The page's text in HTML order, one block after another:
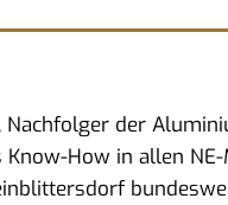
Nachfolger der
How in allen